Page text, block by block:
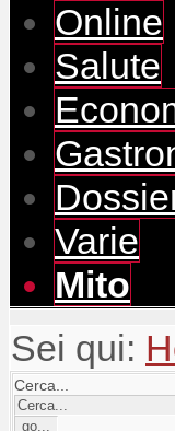
Online
Salute
Varie
Mito
Sei qui:
Cerca...